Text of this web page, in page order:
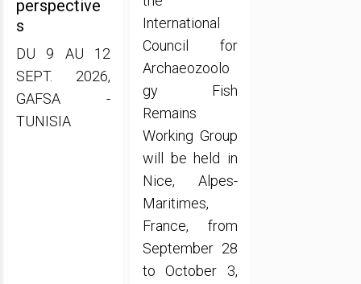
perspective
s
DU 9 AU 12
SEPT. 2026,
GAFSA -
TUNISIA
International
Council for
Archaeozoolo
gy Fish
Remains
Working Group
will be held in
Nice, Alpes-
Maritimes,
France, from
September 28
to October 3,